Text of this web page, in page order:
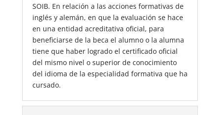
SOIB. En relación a las acciones formativas de
inglés y alemán, en que la evaluación se hace
en una entidad acreditativa oficial, para
beneficiarse de la beca el alumno o la alumna
tiene que haber logrado el certificado oficial
del mismo nivel o superior de conocimiento
del idioma de la especialidad formativa que ha
cursado.